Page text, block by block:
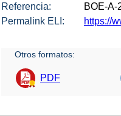
Referencia:
BOE-A-
Permalink ELI:
https://
Otros formatos:
PDF